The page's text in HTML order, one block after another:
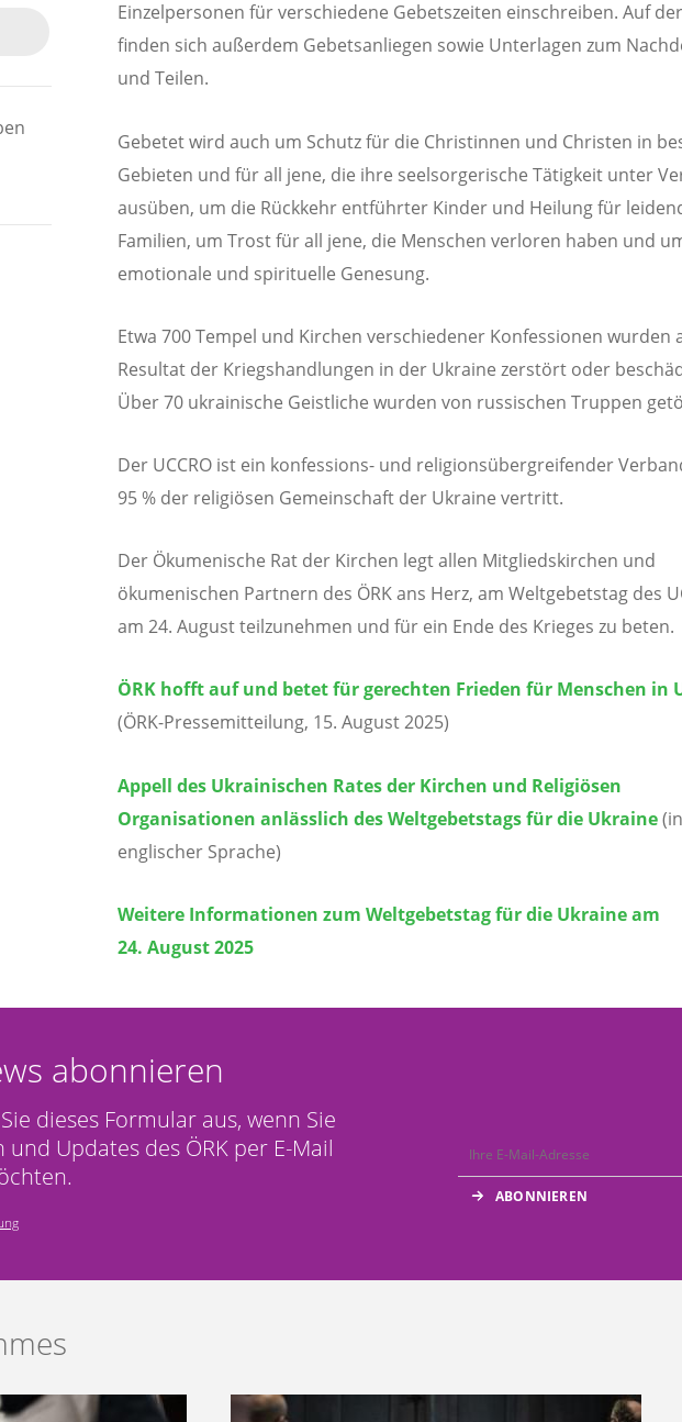
Einzelpersonen für verschiedene Gebetszeiten einschreiben. Auf
finden sich außerdem Gebetsanliegen sowie Unterlagen zum
und Teilen.
Gebetet wird auch um Schutz für die Christinnen und Christen in
Gebieten und für all jene, die ihre seelsorgerische Tätigkeit unter
ausüben, um die Rückkehr entführter Kinder und Heilung für
Familien, um Trost für all jene, die Menschen verloren haben und
emotionale und spirituelle Genesung.
Etwa 700 Tempel und Kirchen verschiedener Konfessionen wurden
Resultat der Kriegshandlungen in der Ukraine zerstört oder
Über 70 ukrainische Geistliche wurden von russischen Truppen
Der UCCRO ist ein konfessions- und religionsübergreifender
95 % der religiösen Gemeinschaft der Ukraine vertritt.
Der Ökumenische Rat der Kirchen legt allen Mitgliedskirchen und
ökumenischen Partnern des ÖRK ans Herz, am Weltgebetstag des
am 24. August teilzunehmen und für ein Ende des Krieges zu beten.
ÖRK hofft auf und betet für gerechten Frieden für Menschen in
(ÖRK-Pressemitteilung, 15. August 2025)
Appell des Ukrainischen Rates der Kirchen und Religiösen
Organisationen anlässlich des Weltgebetstags für die Ukraine(in
englischer Sprache)
Weitere Informationen zum Weltgebetstag für die Ukraine am
24. August 2025
abonnieren
dieses Formular aus, wenn Sie
und Updates des ÖRK per E-Mail